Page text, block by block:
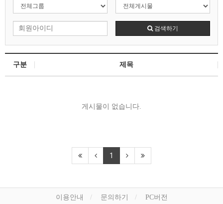
검색하기
구분 제목
게시물이 없습니다.
1
이용안내 문의하기 PC버전